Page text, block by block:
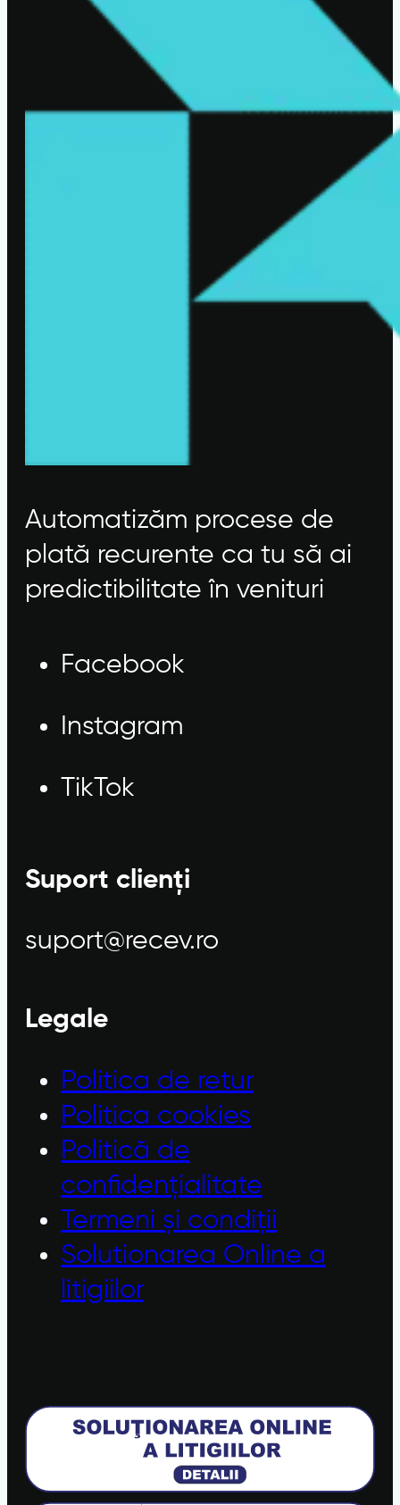
Automatizăm procese de
plată recurente ca tu să ai
predictibilitate în venituri
Facebook
Instagram
TikTok
Suport clienți
suport@recev.ro
Legale
Politica de retur
Politica cookies
Politică de
confidențialitate
Termeni și condiții
Solutionarea Online a
litigiilor